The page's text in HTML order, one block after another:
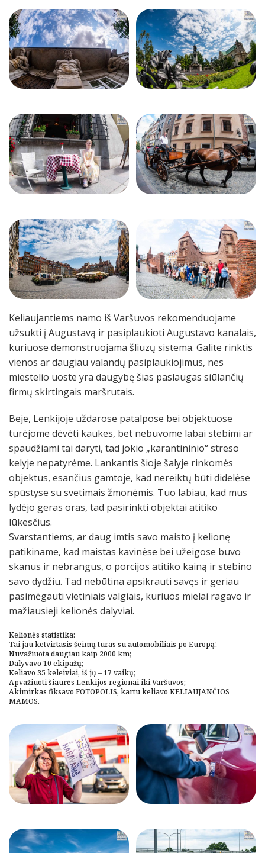
Keliaujantiems namo iš Varšuvos rekomenduojame
užsukti į Augustavą ir pasiplaukioti Augustavo kanalais,
kuriuose demonstruojama šliuzų sistema. Galite rinktis
vienos ar daugiau valandų pasiplaukiojimus, nes
miestelio uoste yra daugybę šias paslaugas siūlančių
firmų skirtingais maršrutais.
Beje, Lenkijoje uždarose patalpose bei objektuose
turėjome dėvėti kaukes, bet nebuvome labai stebimi ar
spaudžiami tai daryti, tad jokio „karantininio“ streso
kelyje nepatyrėme. Lankantis šioje šalyje rinkomės
objektus, esančius gamtoje, kad nereiktų būti didelėse
spūstyse su svetimais žmonėmis. Tuo labiau, kad mus
lydėjo geras oras, tad pasirinkti objektai atitiko
lūkesčius.
Svarstantiems, ar daug imtis savo maisto į kelionę
patikiname, kad maistas kavinėse bei užeigose buvo
skanus ir nebrangus, o porcijos atitiko kainą ir stebino
savo dydžiu. Tad nebūtina apsikrauti savęs ir geriau
pasimėgauti vietiniais valgiais, kuriuos mielai ragavo ir
mažiausieji kelionės dalyviai.
Kelionės statistika:
Tai jau ketvirtasis šeimų turas su automobiliais po Europą!
Nuvažiuota daugiau kaip 2000 km;
Dalyvavo 10 ekipažų;
Keliavo 35 keleiviai, iš jų – 17 vaikų;
Apvažiuoti šiaurės Lenkijos regionai iki Varšuvos;
Akimirkas fiksavo FOTOPOLIS, kartu keliavo KELIAUJANČIOS
MAMOS.